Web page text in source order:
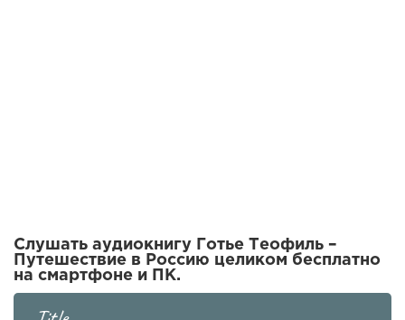
Слушать аудиокнигу Готье Теофиль –
Путешествие в Россию целиком бесплатно
на смартфоне и ПК.